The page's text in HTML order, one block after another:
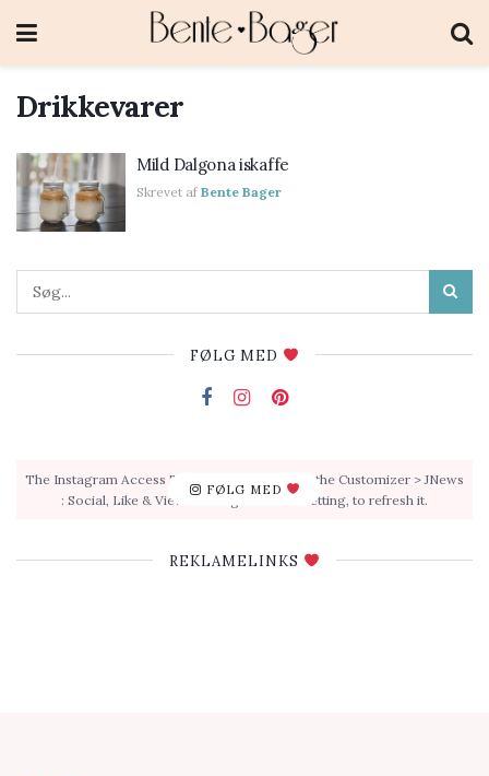
Drikkevarer
Mild Dalgona iskaffe
Skrevet af Bente Bager
FØLG MED
FØLG MED
The Instagram Access Token is expired, Go to the Customizer > JNews
: Social, Like & View > Instagram Feed Setting, to refresh it.
REKLAMELINKS